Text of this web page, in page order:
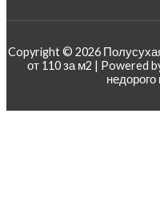
Copyright © 2026
от 110 за м2 | Powered
недорого